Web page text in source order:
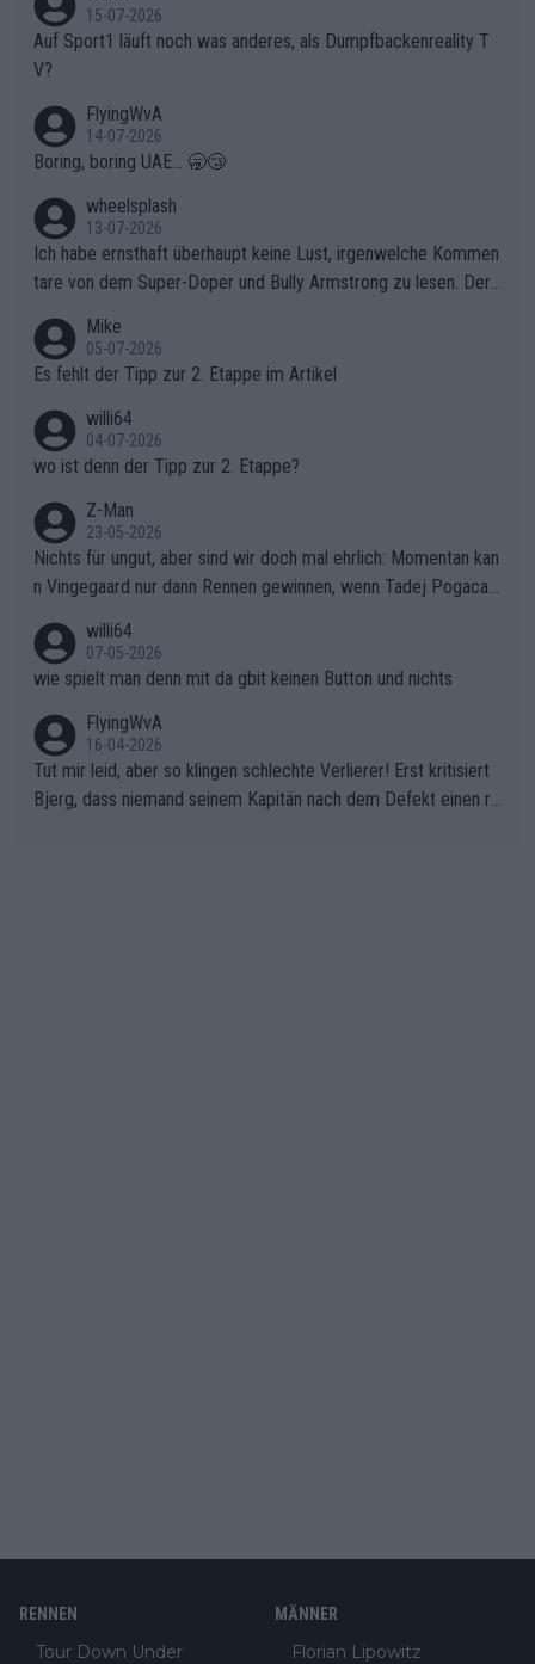
15-07-2026
Auf Sport1 läuft noch was anderes, als Dumpfbackenreality T
V?
FlyingWvA
14-07-2026
Boring, boring UAE... 🥱😴
wheelsplash
13-07-2026
Ich habe ernsthaft überhaupt keine Lust, irgenwelche Kommen
tare von dem Super-Doper und Bully Armstrong zu lesen. Der
r die gehört nicht in dieses Medium!
Mike
05-07-2026
Es fehlt der Tipp zur 2. Etappe im Artikel
willi64
04-07-2026
wo ist denn der Tipp zur 2. Etappe?
Z-Man
23-05-2026
Nichts für ungut, aber sind wir doch mal ehrlich: Momentan kan
n Vingegaard nur dann Rennen gewinnen, wenn Tadej Pogacar
willi64
07-05-2026
wie spielt man denn mit da gbit keinen Button und nichts
FlyingWvA
16-04-2026
Tut mir leid, aber so klingen schlechte Verlierer! Erst kritisiert
Bjerg, dass niemand seinem Kapitän nach dem Defekt einen ro
RENNEN
Tour Down Under
MÄNNER
Florian Lipowitz